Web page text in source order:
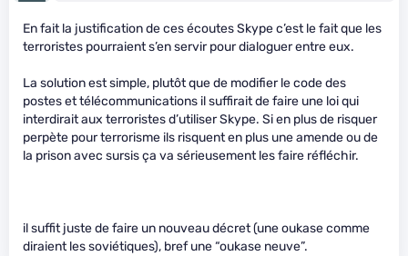
En fait la justification de ces écoutes Skype c’est le fait que les
terroristes pourraient s’en servir pour dialoguer entre eux.
La solution est simple, plutôt que de modifier le code des
postes et télécommunications il suffirait de faire une loi qui
interdirait aux terroristes d’utiliser Skype. Si en plus de risquer
perpète pour terrorisme ils risquent en plus une amende ou de
la prison avec sursis ça va sérieusement les faire réfléchir.
il suffit juste de faire un nouveau décret (une oukase comme
diraient les soviétiques), bref une “oukase neuve”.